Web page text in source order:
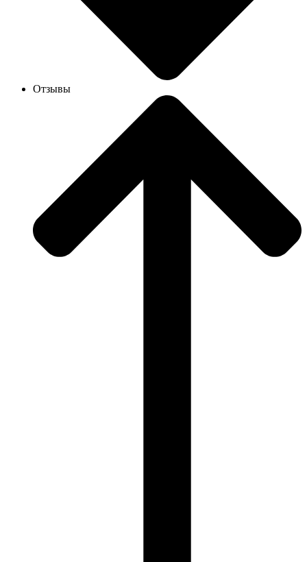
Отзывы